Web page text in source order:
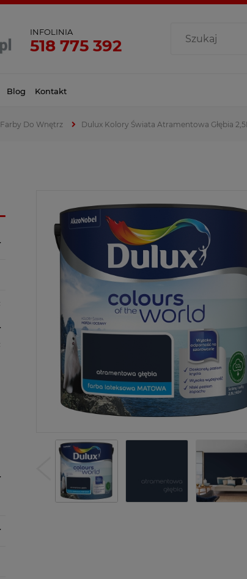
INFOLINIA
518 775 392
Blog Kontakt
Farby Do Wnętrz Dulux Kolory Świata Atramentowa Głębia